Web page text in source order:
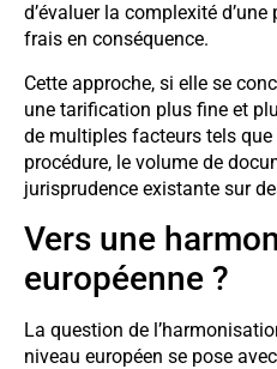
d’évaluer la complexité
frais en conséquence.
Cette approche, si elle se
une tarification plus fine et
de multiples facteurs tels que
procédure, le volume de
jurisprudence existante sur
Vers une
européenne ?
La question de
niveau européen se pose